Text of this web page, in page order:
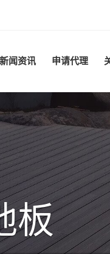
新闻资讯 申请代理
板